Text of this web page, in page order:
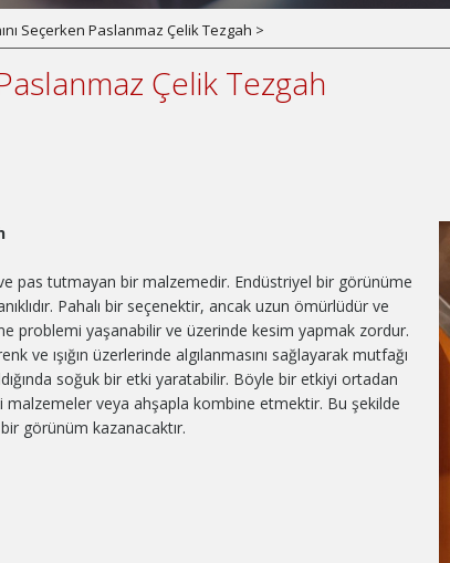
Seçerken Paslanmaz Çelik Tezgah >
Çelik Tezgah
pas tutmayan bir malzemedir. Endüstriyel bir görünüme
Pahalı bir seçenektir, ancak uzun ömürlüdür ve
problemi yaşanabilir ve üzerinde kesim yapmak zordur.
ve ışığın üzerlerinde algılanmasını sağlayarak mutfağı
soğuk bir etki yaratabilir. Böyle bir etkiyi ortadan
malzemeler veya ahşapla kombine etmektir. Bu şekilde
görünüm kazanacaktır.